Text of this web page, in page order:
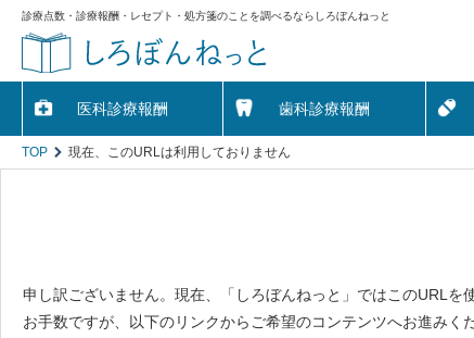
診療点数・診療報酬・レセプト・処方箋のことを調べるならしろぼんねっと
医科診療報酬 歯科診療報酬
TOP 現在、このURLは利用しておりません
申し訳ございません。現在、「しろぼんねっと」ではこのURLを
お手数ですが、以下のリンクからご希望のコンテンツへお進みく